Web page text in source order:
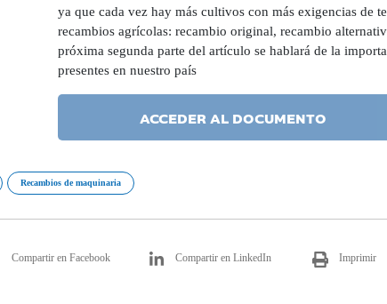
ya que cada vez hay más cultivos con más exigencias de
recambios agrícolas: recambio original, recambio
próxima segunda parte del artículo se hablará de la
presentes en nuestro país
ACCEDER AL DOCUMENTO
Recambios de maquinaria
Compartir en Facebook Compartir en LinkedIn Imprimir